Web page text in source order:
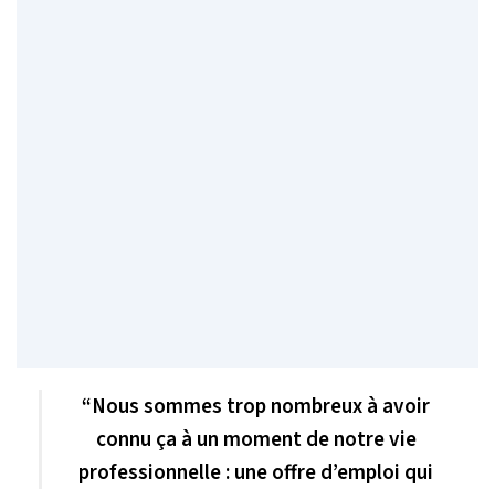
“Nous sommes trop nombreux à avoir
connu ça à un moment de notre vie
professionnelle : une offre d’emploi qui